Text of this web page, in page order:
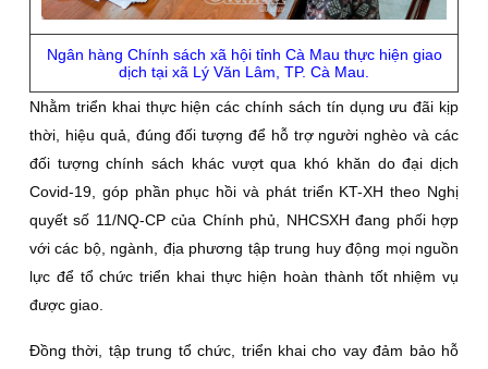
Ngân hàng Chính sách xã hội tỉnh Cà Mau thực hiện giao
dịch tại xã Lý Văn Lâm, TP. Cà Mau.
Nhằm triển khai thực hiện các chính sách tín dụng ưu đãi kịp
thời, hiệu quả, đúng đối tượng để hỗ trợ người nghèo và các
đối tượng chính sách khác vượt qua khó khăn do đại dịch
Covid-19, góp phần phục hồi và phát triển KT-XH theo Nghị
quyết số 11/NQ-CP của Chính phủ, NHCSXH đang phối hợp
với các bộ, ngành, địa phương tập trung huy động mọi nguồn
lực để tổ chức triển khai thực hiện hoàn thành tốt nhiệm vụ
được giao.
Đồng thời, tập trung tổ chức, triển khai cho vay đảm bảo hỗ